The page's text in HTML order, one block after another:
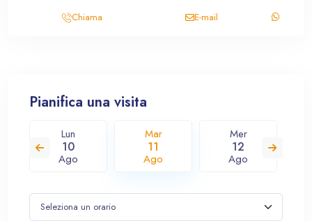
Chiama E-mail
Pianifica una visita
Lun
10
Ago
Mar
11
Ago
Mer
12
Ago